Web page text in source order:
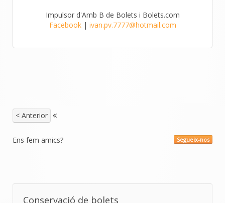
Impulsor d'Amb B de Bolets i Bolets.com
Facebook| ivan.pv.7777@hotmail.com
< Anterior
Segueix-nos
Ens fem amics?
Conservació de bolets